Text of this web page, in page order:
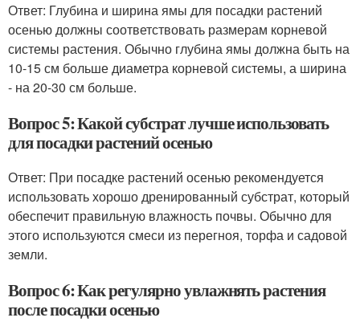
Ответ: Глубина и ширина ямы для посадки растений
осенью должны соответствовать размерам корневой
системы растения. Обычно глубина ямы должна быть на
10-15 см больше диаметра корневой системы, а ширина
- на 20-30 см больше.
Вопрос 5: Какой субстрат лучше использовать
для посадки растений осенью
Ответ: При посадке растений осенью рекомендуется
использовать хорошо дренированный субстрат, который
обеспечит правильную влажность почвы. Обычно для
этого используются смеси из перегноя, торфа и садовой
земли.
Вопрос 6: Как регулярно увлажнять растения
после посадки осенью